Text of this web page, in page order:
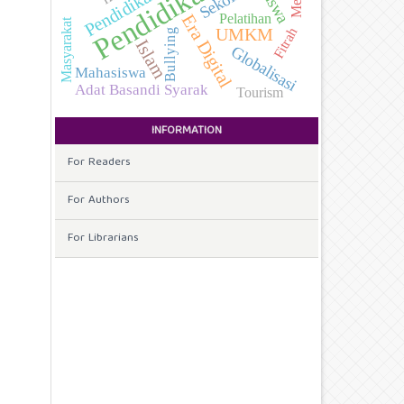
UMKM
IslamEra DigitalGlobalisasi
Bullying
Adat Basandi Syarak
Mahasiswa
Pelatihan
Masyarakat Fitrah
Tourism
INFORMATION
For Readers
For Authors
For Librarians